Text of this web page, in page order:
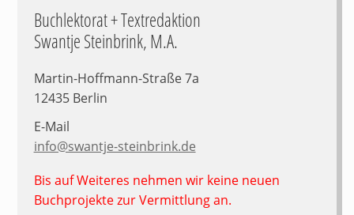
Buchlektorat + Textredaktion
Swantje Steinbrink, M.A.
Martin-Hoffmann-Straße 7a
12435 Berlin
E-Mail
info@swantje-steinbrink.de
Bis auf Weiteres nehmen wir keine neuen
Buchprojekte zur Vermittlung an.